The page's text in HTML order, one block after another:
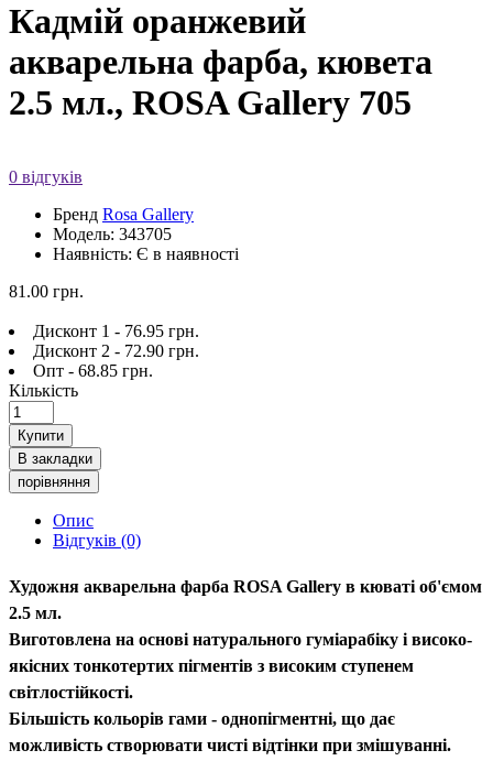
Кадмій оранжевий
акварельна фарба, кювета
2.5 мл., ROSA Gallery 705
0 відгуків
Бренд Rosa Gallery
Модель: 343705
Наявність: Є в наявності
81.00 грн.
Дисконт 1 - 76.95 грн.
Дисконт 2 - 72.90 грн.
Опт - 68.85 грн.
Кількість
Купити
В закладки
порівняння
Опис
Відгуків (0)
Художня акварельна фарба ROSA Gallery в кюваті об'ємом
2.5 мл.
Виготовлена на основі натурального гуміарабіку і високо-
якісних тонкотертих пігментів з високим ступенем
світлостійкості.
Більшість кольорів гами - однопігментні, що дає
можливість створювати чисті відтінки при змішуванні.